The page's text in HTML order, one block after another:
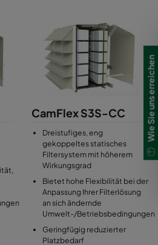
CamFlex S3S-CC
Dreistufiges, eng
gekoppeltes statisches
Filtersystem mit höherem
Wirkungsgrad
Bietet hohe Flexibilität bei der
Anpassung Ihrer Filterlösung
an sich ändernde
Umwelt-/Betriebsbedingungen
Geringfügig reduzierter
Platzbedarf
Wie Sie uns erreichen